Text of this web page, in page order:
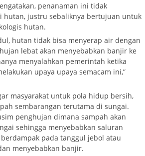
penanaman ini tidak
hutan, justru sebaliknya bertujuan untuk
hutan.
hutan tidak bisa menyerap air dengan
lebat akan menyebabkan banjir ke
menyalahkan pemerintah ketika
upaya upaya semacam ini,”
masyarakat untuk pola hidup bersih,
sembarangan terutama di sungai.
penghujan dimana sampah akan
sehingga menyebabkan saluran
pada tanggul jebol atau
menyebabkan banjir.